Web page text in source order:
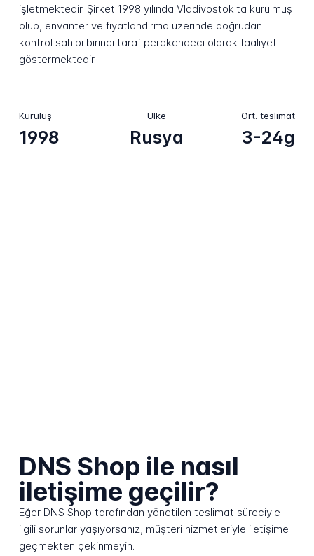
işletmektedir. Şirket 1998 yılında Vladivostok'ta kurulmuş
olup, envanter ve fiyatlandırma üzerinde doğrudan
kontrol sahibi birinci taraf perakendeci olarak faaliyet
göstermektedir.
Kuruluş
1998
Ülke
Rusya
Ort. teslimat
3-24g
DNS Shop ile nasıl
iletişime geçilir?
Eğer DNS Shop tarafından yönetilen teslimat süreciyle
ilgili sorunlar yaşıyorsanız, müşteri hizmetleriyle iletişime
geçmekten çekinmeyin.